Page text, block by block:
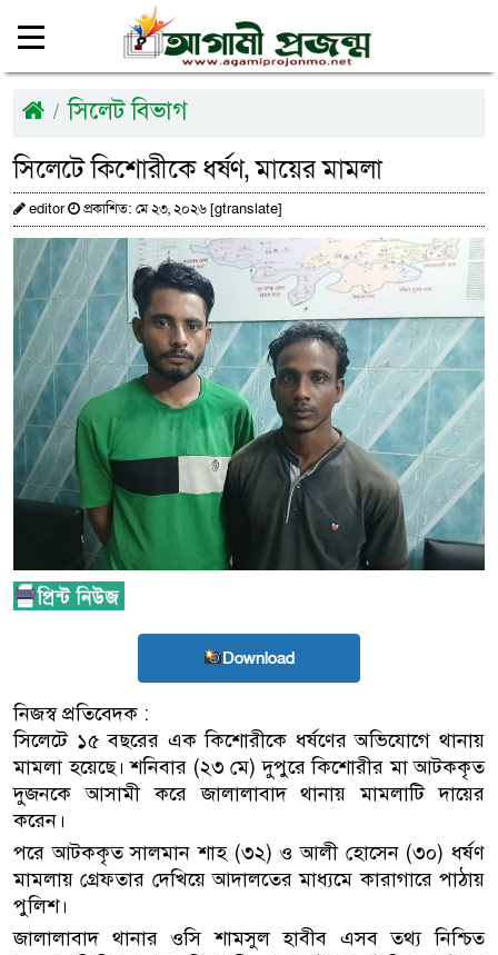
সিলেট বিভাগ
সিলেটে কিশোরীকে ধর্ষণ, মায়ের মামলা
editor প্রকাশিত: মে ২৩, ২০২৬ [gtranslate]
Download
নিজস্ব প্রতিবেদক :
সিলেটে ১৫ বছরের এক কিশোরীকে ধর্ষণের অভিযোগে থানায়
মামলা হয়েছে। শনিবার (২৩ মে) দুপুরে কিশোরীর মা আটককৃত
দুজনকে আসামী করে জালালাবাদ থানায় মামলাটি দায়ের
করেন।
পরে আটককৃত সালমান শাহ (৩২) ও আলী হোসেন (৩০) ধর্ষণ
মামলায় গ্রেফতার দেখিয়ে আদালতের মাধ্যমে কারাগারে পাঠায়
পুলিশ।
জালালাবাদ থানার ওসি শামসুল হাবীব এসব তথ্য নিশ্চিত